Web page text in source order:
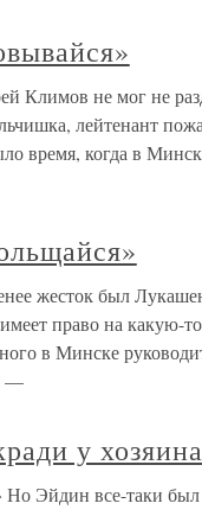
Климов не мог не
лейтенант
время, когда в
жесток был
право на какую-
в Минске
—
у
Но Эйдин все-таки